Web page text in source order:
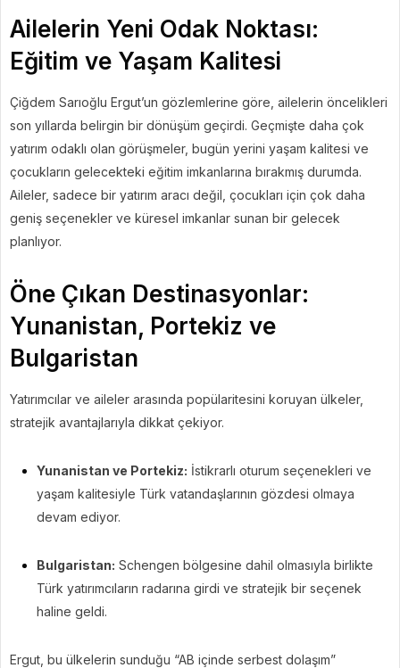
Ailelerin Yeni Odak Noktası:
Eğitim ve Yaşam Kalitesi
Çiğdem Sarıoğlu Ergut’un gözlemlerine göre, ailelerin öncelikleri
son yıllarda belirgin bir dönüşüm geçirdi. Geçmişte daha çok
yatırım odaklı olan görüşmeler, bugün yerini yaşam kalitesi ve
çocukların gelecekteki eğitim imkanlarına bırakmış durumda.
Aileler, sadece bir yatırım aracı değil, çocukları için çok daha
geniş seçenekler ve küresel imkanlar sunan bir gelecek
planlıyor.
Öne Çıkan Destinasyonlar:
Yunanistan, Portekiz ve
Bulgaristan
Yatırımcılar ve aileler arasında popülaritesini koruyan ülkeler,
stratejik avantajlarıyla dikkat çekiyor.
Yunanistan ve Portekiz: İstikrarlı oturum seçenekleri ve
yaşam kalitesiyle Türk vatandaşlarının gözdesi olmaya
devam ediyor.
Bulgaristan: Schengen bölgesine dahil olmasıyla birlikte
Türk yatırımcıların radarına girdi ve stratejik bir seçenek
haline geldi.
Ergut, bu ülkelerin sunduğu “AB içinde serbest dolaşım”